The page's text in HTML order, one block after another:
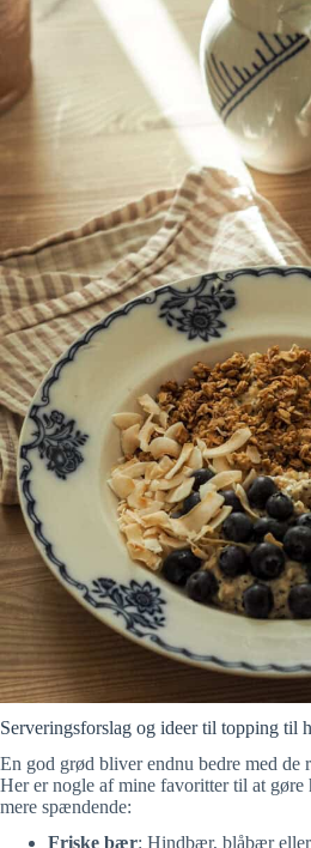
Serveringsforslag og ideer til topping til
En god grød bliver endnu bedre med de
Her er nogle af mine favoritter til at gøre
mere spændende:
Friske bær: Hindbær, blåbær